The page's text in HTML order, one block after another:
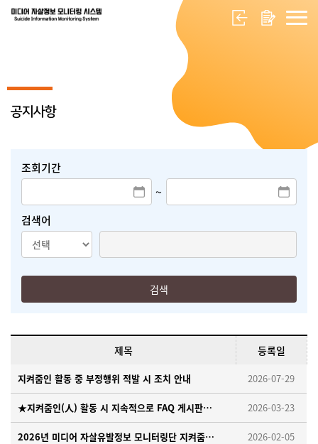
공지사항
조회기간
~
검색어
검색
제목 등록일
지켜줌인 활동 중 부정행위 적발 시 조치 안내 2026-07-29
★지켜줌인(人) 활동 시 지속적으로 FAQ 게시판을 확인해 주세요! 2026-03-23
2026년 미디어 자살유발정보 모니터링단 지켜줌인(人) 모집 안내 2026-02-05